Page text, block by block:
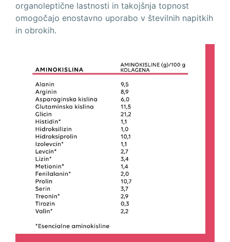
organoleptične lastnosti in takojšnja topnost
omogočajo enostavno uporabo v številnih napitkih
in obrokih.